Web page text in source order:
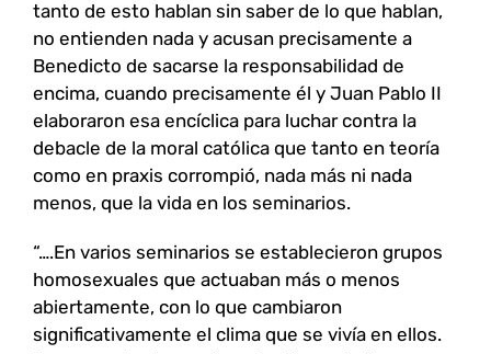
tanto de esto hablan sin saber de lo que hablan,
no entienden nada y acusan precisamente a
Benedicto de sacarse la responsabilidad de
encima, cuando precisamente él y Juan Pablo II
elaboraron esa encíclica para luchar contra la
debacle de la moral católica que tanto en teoría
como en praxis corrompió, nada más ni nada
menos, que la vida en los seminarios.
“….En varios seminarios se establecieron grupos
homosexuales que actuaban más o menos
abiertamente, con lo que cambiaron
significativamente el clima que se vivía en ellos.